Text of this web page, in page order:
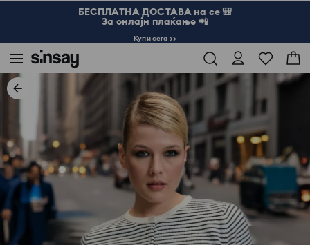
БЕСПЛАТНА ДОСТАВА на се 🎒
За онлајн плаќање 📲
Купи сега >>